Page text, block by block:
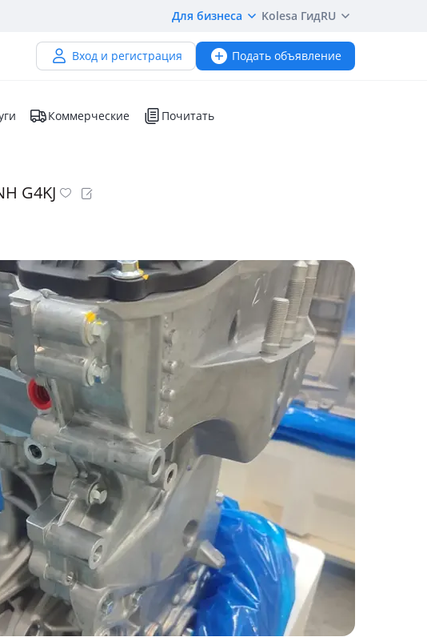
Для бизнеса Kolesa ГидRU
Вход и регистрация Подать объявление
Коммерческие Почитать
G4KJ